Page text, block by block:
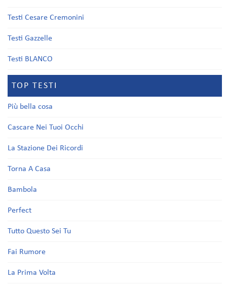
Testi Cesare Cremonini
Testi Gazzelle
Testi BLANCO
TOP TESTI
Più bella cosa
Cascare Nei Tuoi Occhi
La Stazione Dei Ricordi
Torna A Casa
Bambola
Perfect
Tutto Questo Sei Tu
Fai Rumore
La Prima Volta